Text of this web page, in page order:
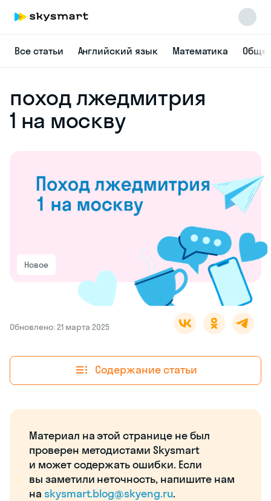
Все статьи Английский язык Математика
поход лжедмитрия
1 на москву
Новое
Обновлено: 21 марта 2025
Содержание статьи
Материал на этой странице не был
проверен методистами Skysmart
и может содержать ошибки. Если
вы заметили неточность, напишите нам
на skysmart.blog@skyeng.ru.